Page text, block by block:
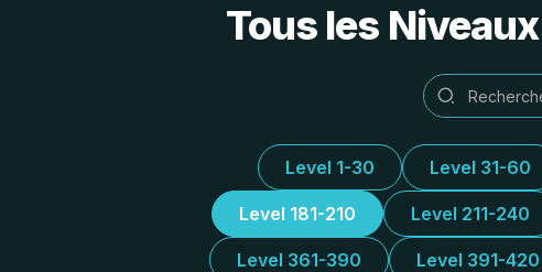
Tous les
Level 1-30 Level 31-60
Level 181-210 Level 211-240
Level 361-390 Level 391-420